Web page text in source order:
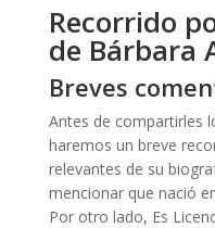
Recorrido
de Bárbara
Breves
Antes de compartirles
haremos un breve
relevantes de su
mencionar que nació
Por otro lado, Es